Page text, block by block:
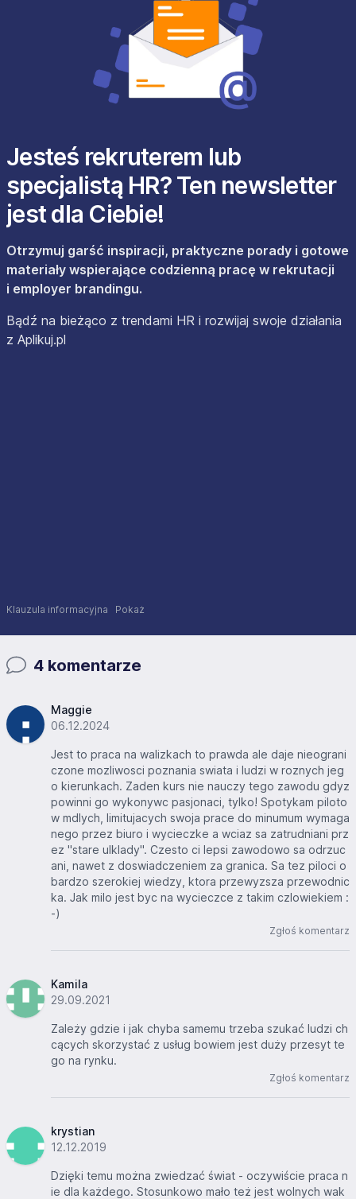
Jesteś rekruterem lub
specjalistą HR? Ten newsletter
jest dla Ciebie!
Otrzymuj garść inspiracji, praktyczne porady i gotowe
materiały wspierające codzienną pracę w rekrutacji
i employer brandingu.
Bądź na bieżąco z trendami HR i rozwijaj swoje działania
z Aplikuj.pl
Klauzula informacyjna Pokaż
4 komentarze
Maggie
06.12.2024
Jest to praca na walizkach to prawda ale daje nieograni
czone mozliwosci poznania swiata i ludzi w roznych jeg
o kierunkach. Zaden kurs nie nauczy tego zawodu gdyz
powinni go wykonywc pasjonaci, tylko! Spotykam piloto
w mdlych, limitujacych swoja prace do minumum wymaga
nego przez biuro i wycieczke a wciaz sa zatrudniani prz
ez "stare ulklady". Czesto ci lepsi zawodowo sa odrzuc
ani, nawet z doswiadczeniem za granica. Sa tez piloci o
bardzo szerokiej wiedzy, ktora przewyzsza przewodnic
ka. Jak milo jest byc na wycieczce z takim czlowiekiem :
-)
Zgłoś komentarz
Kamila
29.09.2021
Zależy gdzie i jak chyba samemu trzeba szukać ludzi ch
cących skorzystać z usług bowiem jest duży przesyt te
go na rynku.
Zgłoś komentarz
krystian
12.12.2019
Dzięki temu można zwiedzać świat - oczywiście praca n
ie dla każdego. Stosunkowo mało też jest wolnych wak